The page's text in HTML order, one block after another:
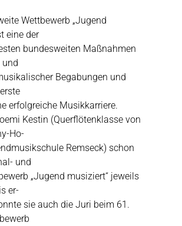
Wettbewerb „Jugend
eine der
bundesweiten Maßnahmen
und
Begabungen und
erfolgreiche Musikkarriere.
Kestin (Querflötenklasse von
Ho-
Remseck) schon
und
„Jugend musiziert“ jeweils
er-
sie auch die Juri beim 61.